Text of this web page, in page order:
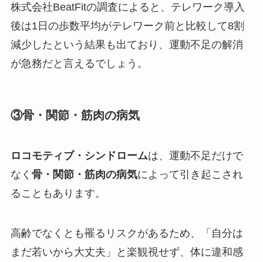
株式会社BeatFitの調査によると、テレワーク導入
後は1日の歩数平均がテレワーク前と比較して8割
減少したという結果も出ており、運動不足の解消
が急務だと言えるでしょう。
③骨・関節・筋肉の病気
ロコモティブ・シンドロームは、運動不足だけで
なく 骨・関節・筋肉の病気によって引き起こされ
ることもあります。
高齢でなくとも罹るリスクがあるため、「自分は
まだ若いから大丈夫」と楽観視せず、体に違和感